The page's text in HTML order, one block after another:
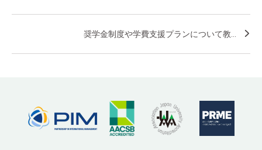
奨学金制度や学費支援プランについて教...